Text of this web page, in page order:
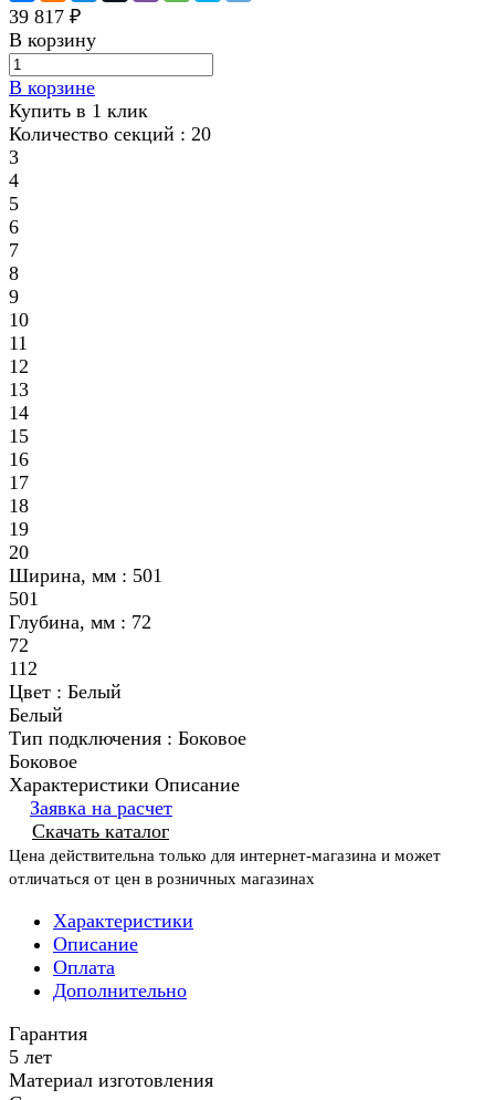
39 817 ₽
В корзину
В корзине
Купить в 1 клик
Количество секций : 20
3
4
5
6
7
8
9
10
11
12
13
14
15
16
17
18
19
20
Ширина, мм : 501
501
Глубина, мм : 72
72
112
Цвет : Белый
Белый
Тип подключения : Боковое
Боковое
Характеристики Описание
Заявка на расчет
Скачать каталог
Цена действительна только для интернет-магазина и может
отличаться от цен в розничных магазинах
Характеристики
Описание
Оплата
Дополнительно
Гарантия
5 лет
Материал изготовления